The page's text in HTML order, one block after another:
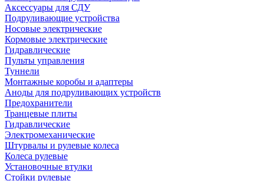
Аксессуары для СДУ
Подруливающие устройства
Носовые электрические
Кормовые электрические
Гидравлические
Пульты управления
Туннели
Монтажные коробы и адаптеры
Аноды для подруливающих устройств
Предохранители
Транцевые плиты
Гидравлические
Электромеханические
Штурвалы и рулевые колеса
Колеса рулевые
Установочные втулки
Стойки рулевые